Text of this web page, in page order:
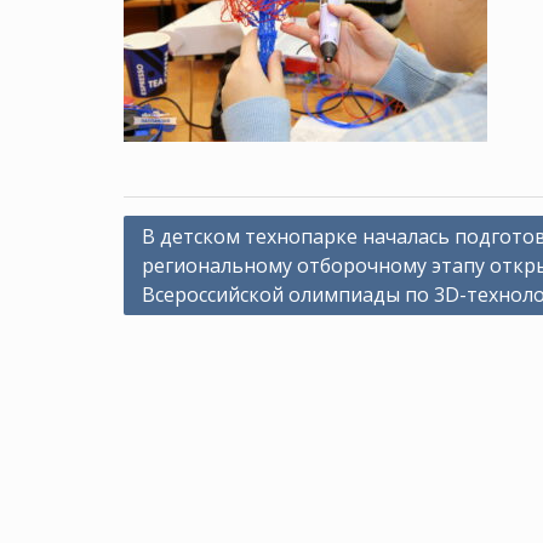
Навигация
по
записям
В детском технопарке началась
региональному отборочному этапу
Всероссийской олимпиады по 3D-